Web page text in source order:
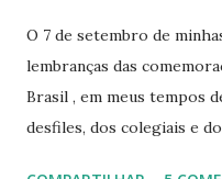
O 7 de setembro de
lembranças das
Brasil , em meus tempos
desfiles, dos colegiais e